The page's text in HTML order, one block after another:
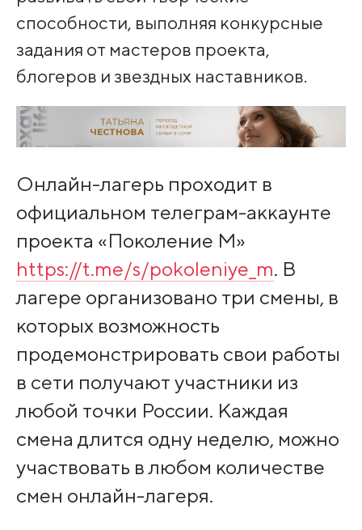
способности, выполняя конкурсные
задания от мастеров проекта,
блогеров и звездных наставников.
Онлайн-лагерь проходит в
официальном телеграм-аккаунте
проекта «Поколение М»
https://t.me/s/pokoleniye_m. В
лагере организовано три смены, в
которых возможность
продемонстрировать свои работы
в сети получают участники из
любой точки России. Каждая
смена длится одну неделю, можно
участвовать в любом количестве
смен онлайн-лагеря.